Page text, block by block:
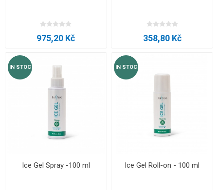
975,20 Kč 358,80 Kč
IN STOC
Ice Gel Spray -100 ml
IN STOC
Ice Gel Roll-on - 100 ml